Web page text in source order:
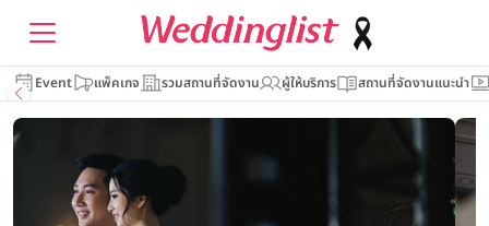
Event แพ็คเกจ รวมสถานที่จัดงาน ผู้ให้บริการ สถานที่จัดงานแนะนำ